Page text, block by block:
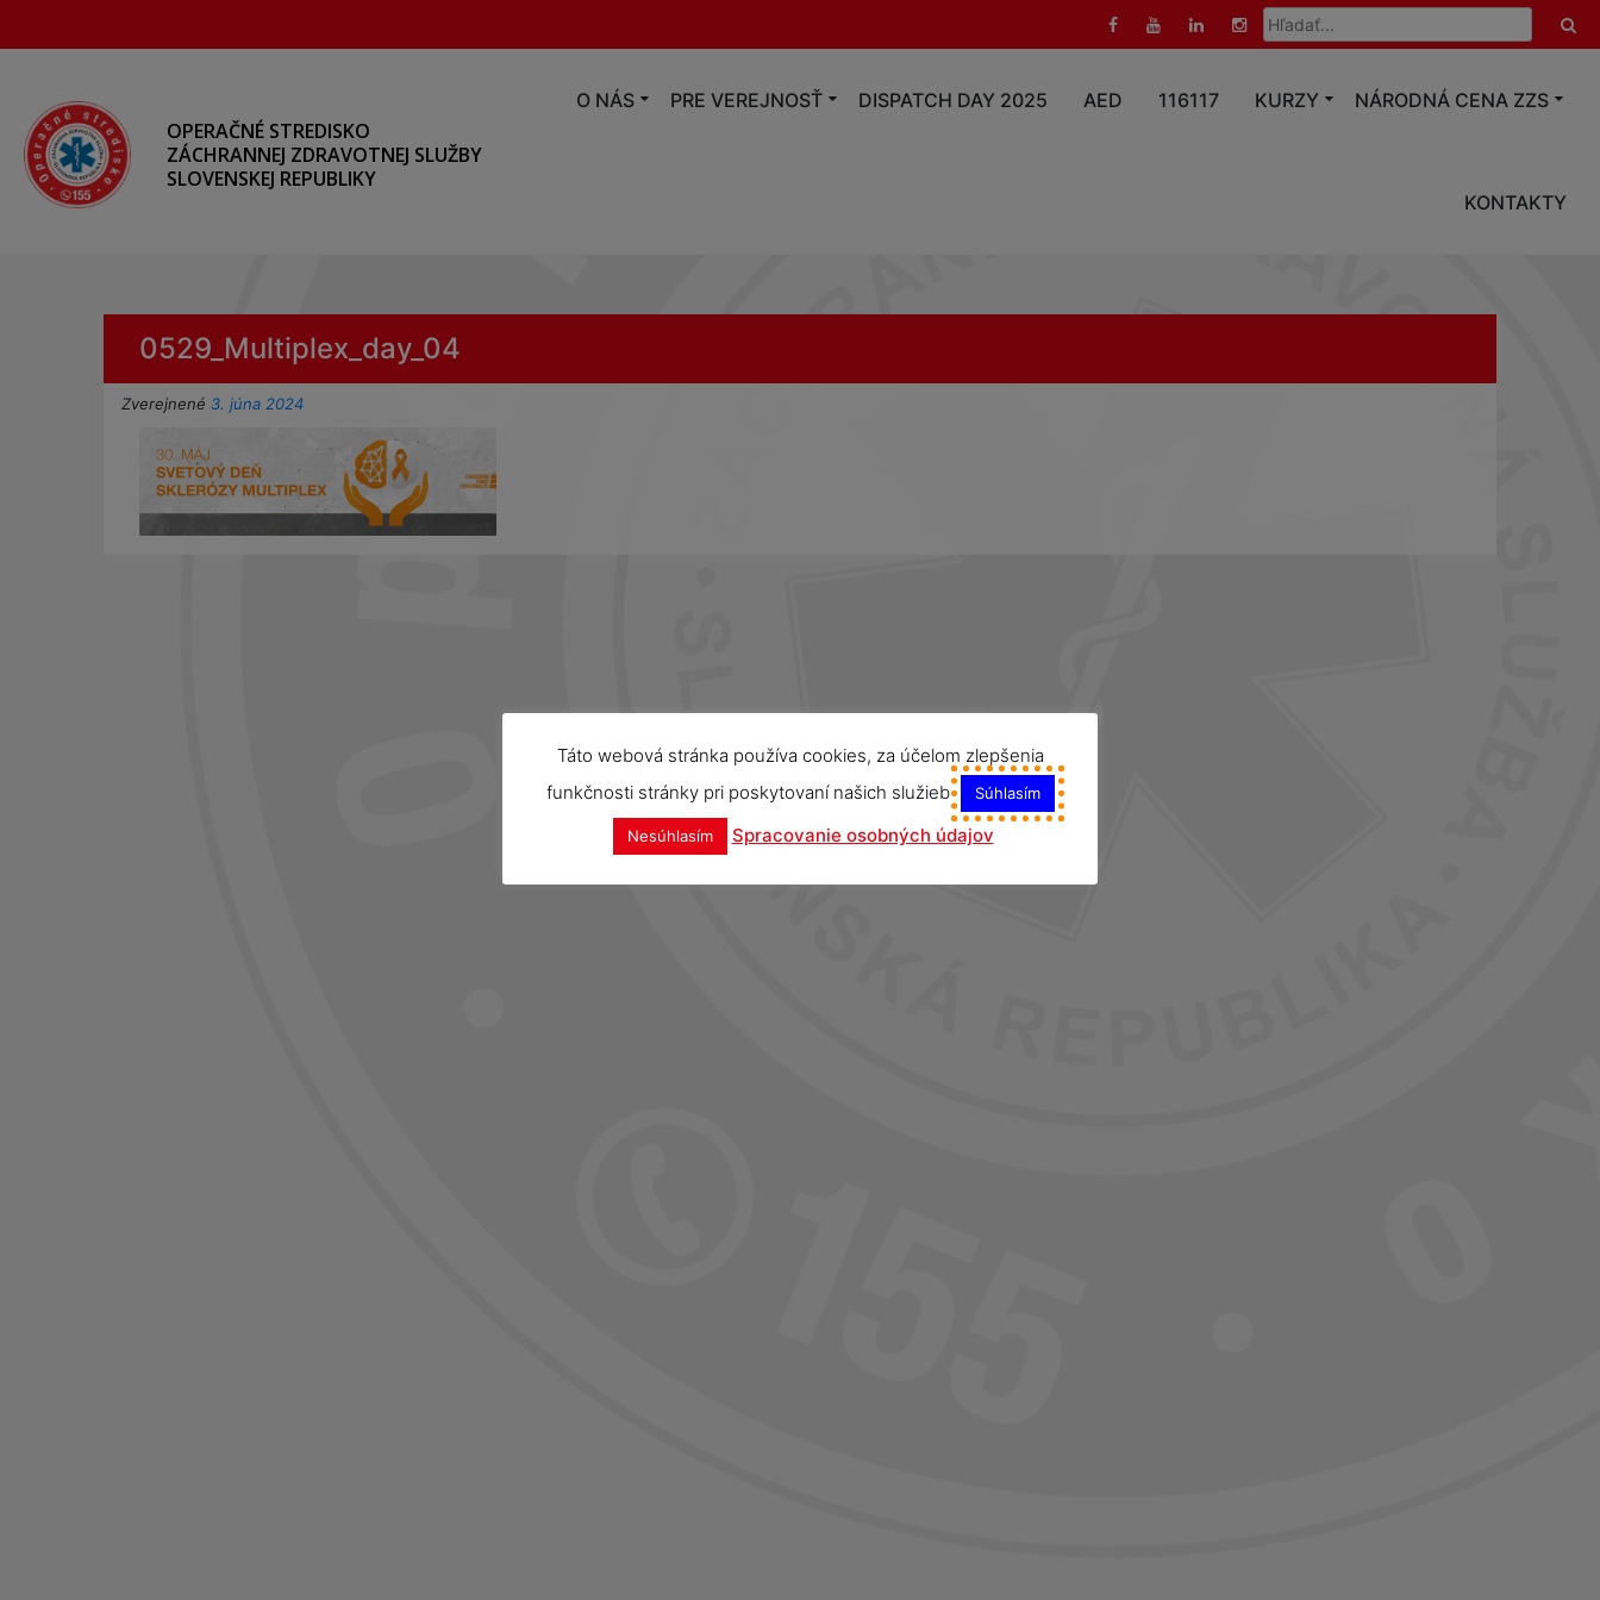
Hľadať:
OPERAČNÉ STREDISKO
ZÁCHRANNEJ ZDRAVOTNEJ SLUŽBY
SLOVENSKEJ REPUBLIKY
O NÁS PRE VEREJNOSŤ DISPATCH DAY 2025 AED 116117 KURZY NÁRODNÁ CENA ZZS
KONTAKTY
0529_Multiplex_day_04
Zverejnené 3. júna 2024
Táto webová stránka používa cookies, za účelom zlepšenia
funkčnosti stránky pri poskytovaní našich služieb
Súhlasím
Nesúhlasím Spracovanie osobných údajov